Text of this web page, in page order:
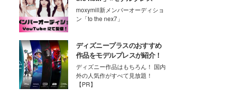
moxymill新メンバーオーディショ
ン「to the nex7」
ディズニープラスのおすすめ
作品をモデルプレスが紹介！
ディズニー作品はもちろん！ 国内
外の人気作がすべて見放題！
【PR】